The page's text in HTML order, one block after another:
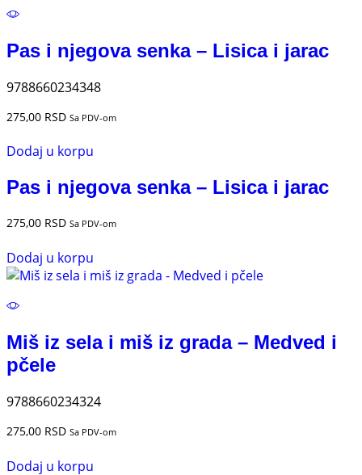
Pas i njegova senka – Lisica i jarac
9788660234348
275,00 RSD Sa PDV-om
Dodaj u korpu
Pas i njegova senka – Lisica i jarac
275,00 RSD Sa PDV-om
Dodaj u korpu
Miš iz sela i miš iz grada – Medved i
pčele
9788660234324
275,00 RSD Sa PDV-om
Dodaj u korpu